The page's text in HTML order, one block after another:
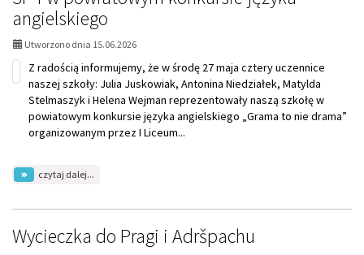
Finale
Igrzysk
Młodzieży
Szkolnej
angielskiego
Utworzono dnia 15.06.2026
Z radością informujemy, że w środę 27 maja cztery uczennice
naszej szkoły: Julia Juskowiak, Antonina Niedziałek, Matylda
Stelmaszyk i Helena Wejman reprezentowały naszą szkołę w
powiatowym konkursie języka angielskiego „Grama to nie drama”
organizowanym przez I Liceum...
czytaj dalej...
calm
and
love
Wycieczka do Pragi i Adršpachu